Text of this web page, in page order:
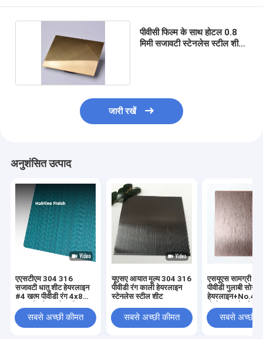
पीवीसी फिल्म के साथ होटल 0.8
मिमी सजावटी स्टेनलेस स्टील शीट
जारी रखें
अनुशंसित उत्पाद
एएसटीएम 304 316
सजावटी धातु शीट हेयरलाइन
#4 खत्म पीवीडी रंग 4x8
सबसे अच्छी कीमत
यूएसए आयात मूल्य 304 316
पीवीडी रंग काली हेयरलाइन
स्टेनलेस स्टील शीट
सबसे अच्छी कीमत
एसयूएस सामग्री
पीवीडी गुलाबी सोने
हेयरलाइन+No.4
बनावटसबसे अच्छी